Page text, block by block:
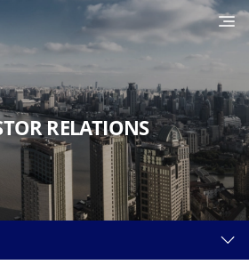
RELATIONS